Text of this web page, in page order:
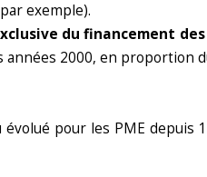
exemple).
du financement des
années 2000, en proportion
pour les PME